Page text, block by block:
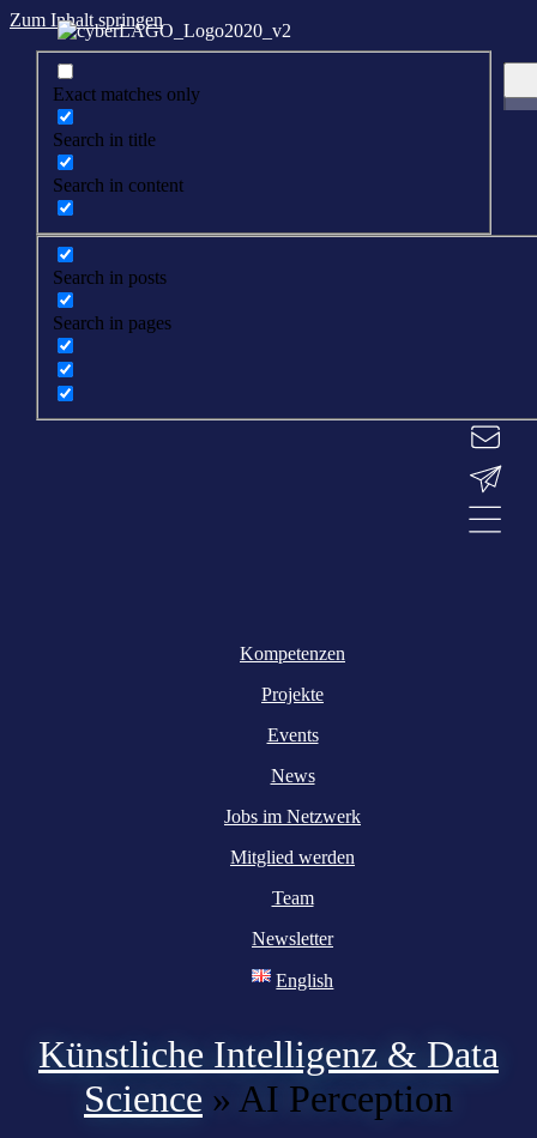
Zum Inhalt springen
Exact matches only
Search in title
Search in content
Search in posts
Search in pages
Kompetenzen
Projekte
Events
News
Jobs im Netzwerk
Mitglied werden
Team
Newsletter
English
Künstliche Intelligenz & Data
Science » AI Perception